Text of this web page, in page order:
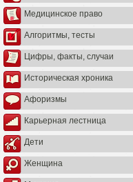
Медицинское право
Алгоритмы, тесты
Цифры, факты, случаи
Историческая хроника
Афоризмы
Карьерная лестница
Дети
Женщина